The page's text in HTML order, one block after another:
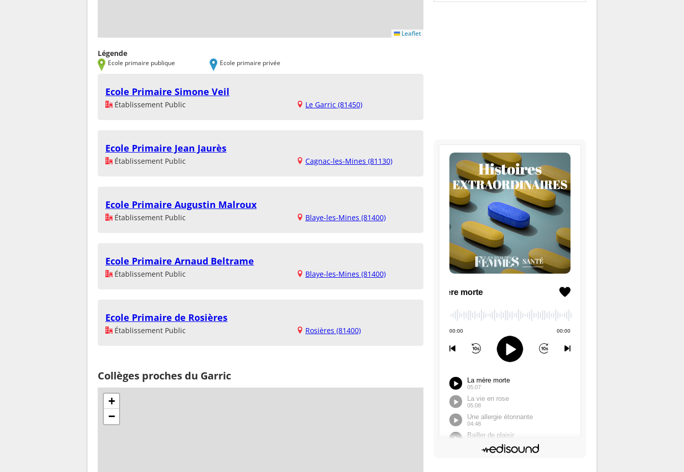
Leaflet
Légende
Ecole primaire publique Ecole primaire privée
Ecole Primaire Simone Veil
Établissement Public Le Garric (81450)
Ecole Primaire Jean Jaurès
Établissement Public Cagnac-les-Mines (81130)
Ecole Primaire Augustin Malroux
Établissement Public Blaye-les-Mines (81400)
Ecole Primaire Arnaud Beltrame
Établissement Public Blaye-les-Mines (81400)
Ecole Primaire de Rosières
Établissement Public Rosières (81400)
Collèges proches du Garric
+
−